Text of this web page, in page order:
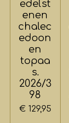
edelst
enen
chalec
edoon
en
topaa
s.
2026/3
98
€ 129,95